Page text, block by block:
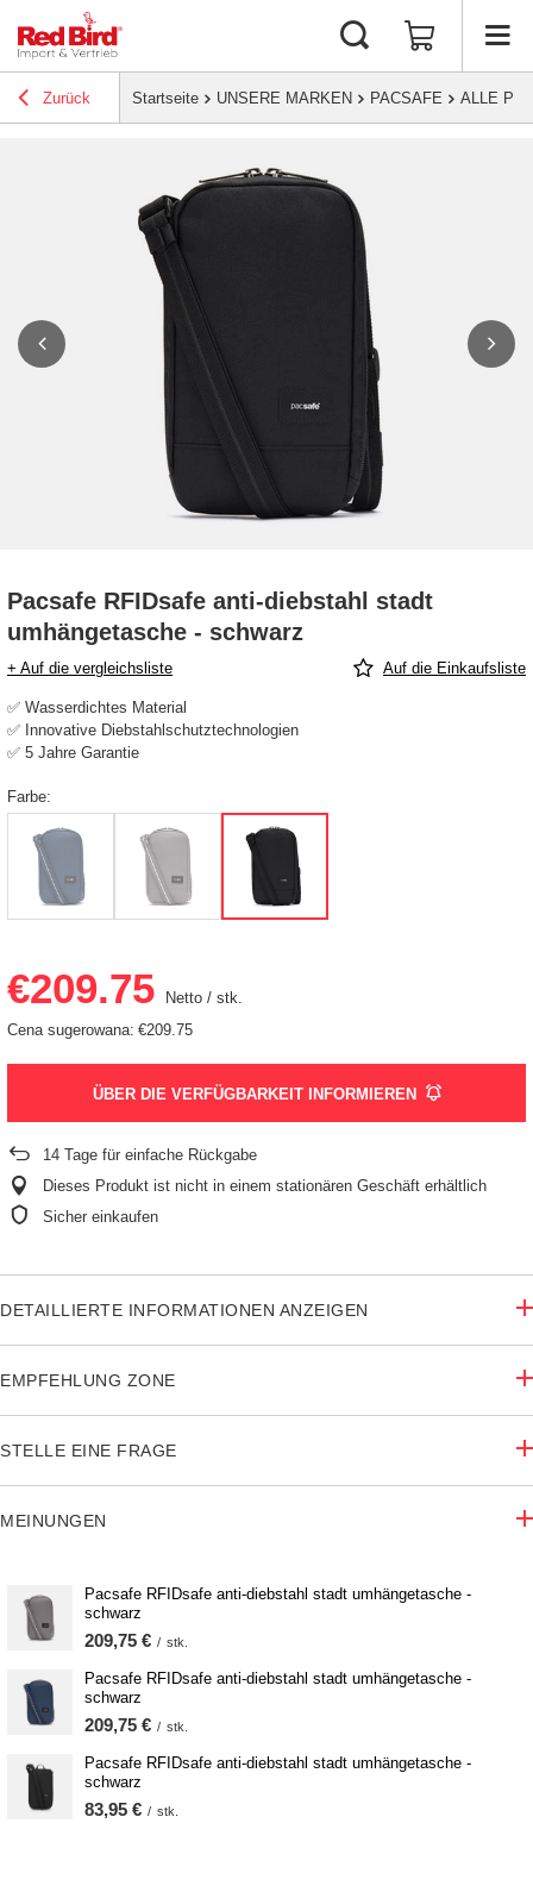
Zurück Startseite UNSERE MARKEN PACSAFE ALLE
Pacsafe RFIDsafe anti-diebstahl stadt
umhängetasche - schwarz
+ Auf die vergleichsliste Auf die Einkaufsliste
✅ Wasserdichtes Material
✅ Innovative Diebstahlschutztechnologien
✅ 5 Jahre Garantie
Farbe
€209.75 Netto / stk.
Cena sugerowana: €209.75
ÜBER DIE VERFÜGBARKEIT INFORMIEREN
14 Tage für einfache Rückgabe
Dieses Produkt ist nicht in einem stationären Geschäft erhältlich
Sicher einkaufen
DETAILLIERTE INFORMATIONEN ANZEIGEN
EMPFEHLUNG ZONE
STELLE EINE FRAGE
MEINUNGEN
Pacsafe RFIDsafe anti-diebstahl stadt umhängetasche -
schwarz
209,75 € / stk.
Pacsafe RFIDsafe anti-diebstahl stadt umhängetasche -
schwarz
209,75 € / stk.
Pacsafe RFIDsafe anti-diebstahl stadt umhängetasche -
schwarz
83,95 € / stk.